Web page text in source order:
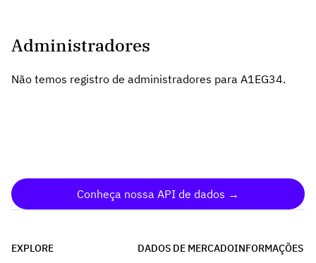
Administradores
Não temos registro de administradores para A1EG34.
Conheça nossa API de dados →
EXPLORE
DADOS DE MERCADOINFORMAÇÕES